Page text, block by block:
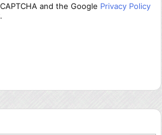
and the Google Privacy Policy